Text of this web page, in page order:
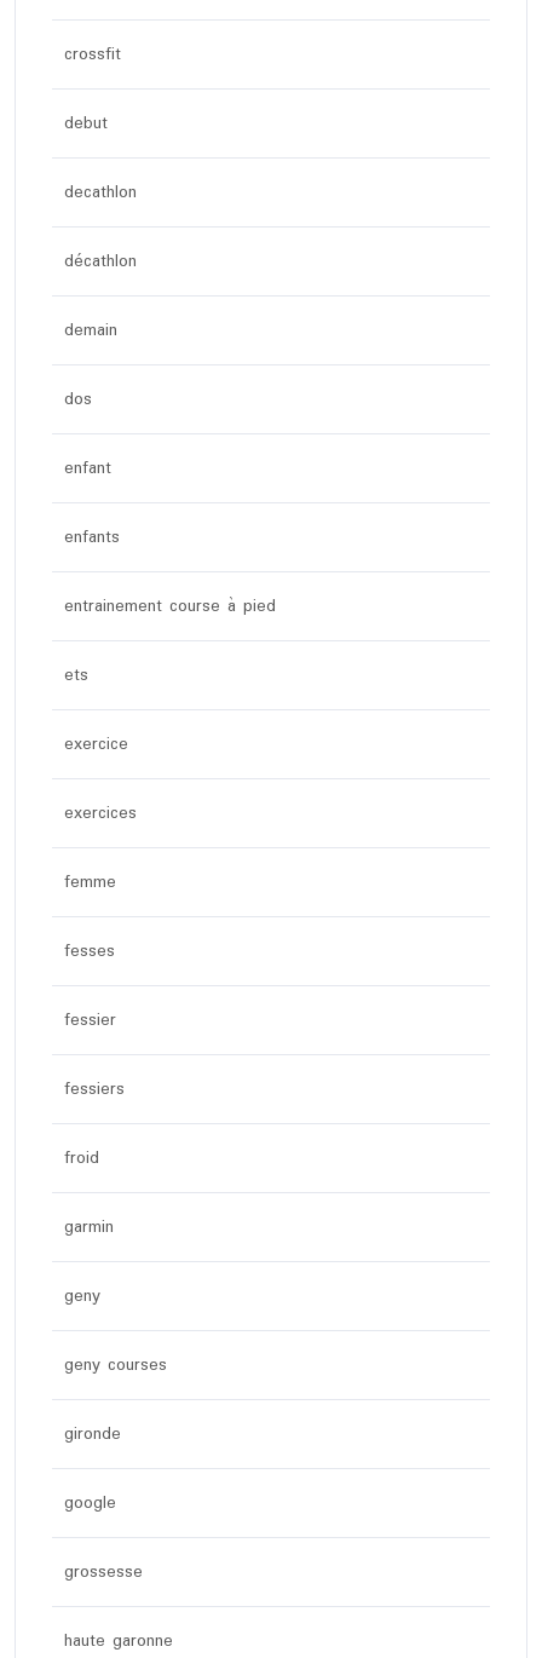
crossfit
debut
decathlon
décathlon
demain
dos
enfant
enfants
entrainement course à pied
ets
exercice
exercices
femme
fesses
fessier
fessiers
froid
garmin
geny
geny courses
gironde
google
grossesse
haute garonne